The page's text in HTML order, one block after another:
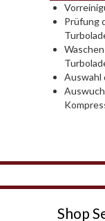
Prüfung
Auswahl
Shop